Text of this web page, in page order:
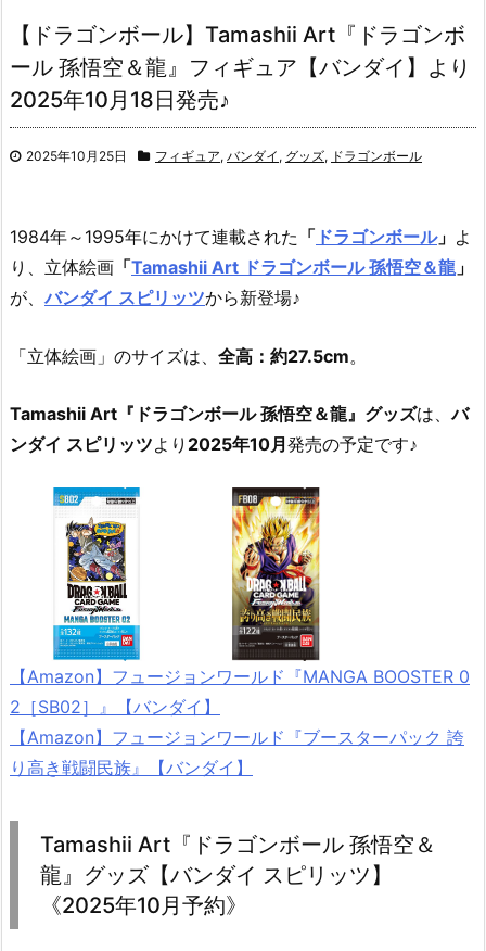
【ドラゴンボール】Tamashii Art『ドラゴンボ
ール 孫悟空＆龍』フィギュア【バンダイ】より
2025年10月18日発売♪
2025年10月25日 フィギュア, バンダイ , グッズ, ドラゴンボール
1984年～1995年にかけて連載された 「 ドラゴンボール」 よ
り、立体絵画 「Tamashii Art ドラゴンボール 孫悟空＆龍」
が、バンダイ スピリッツから新登場♪
「立体絵画」のサイズは、 全高：約27.5cm。
Tamashii Art『ドラゴンボール 孫悟空＆龍』グッズは、バ
ンダイ スピリッツより 2025年10月 発売の予定です♪
【Amazon】フュージョンワールド『MANGA BOOSTER 0
2［SB02］』【バンダイ】
【Amazon】フュージョンワールド『ブースターパック 誇
り高き戦闘民族』【バンダイ】
Tamashii Art『ドラゴンボール 孫悟空＆
龍』グッズ【バンダイ スピリッツ】
《2025年10月予約》